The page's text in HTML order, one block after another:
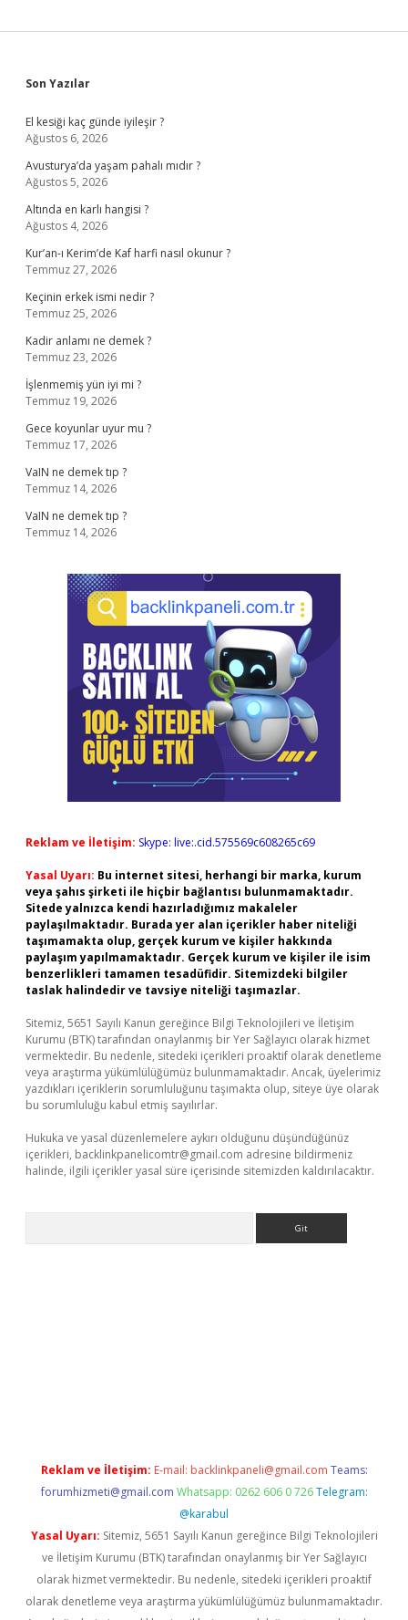
Sidebar
Son Yazılar
El kesiği kaç günde iyileşir ?
Ağustos 6, 2026
Avusturya’da yaşam pahalı mıdır ?
Ağustos 5, 2026
Altında en karlı hangisi ?
Ağustos 4, 2026
Kur’an-ı Kerim’de Kaf harfi nasıl okunur ?
Temmuz 27, 2026
Keçinin erkek ismi nedir ?
Temmuz 25, 2026
Kadir anlamı ne demek ?
Temmuz 23, 2026
İşlenmemiş yün iyi mi ?
Temmuz 19, 2026
Gece koyunlar uyur mu ?
Temmuz 17, 2026
VaIN ne demek tıp ?
Temmuz 14, 2026
VaIN ne demek tıp ?
Temmuz 14, 2026
Reklam ve İletişim: Skype: live:.cid.575569c608265c69
Yasal Uyarı: Bu internet sitesi, herhangi bir marka, kurum
veya şahıs şirketi ile hiçbir bağlantısı bulunmamaktadır.
Sitede yalnızca kendi hazırladığımız makaleler
paylaşılmaktadır. Burada yer alan içerikler haber niteliği
taşımamakta olup, gerçek kurum ve kişiler hakkında
paylaşım yapılmamaktadır. Gerçek kurum ve kişiler ile isim
benzerlikleri tamamen tesadüfidir. Sitemizdeki bilgiler
taslak halindedir ve tavsiye niteliği taşımazlar.
Sitemiz, 5651 Sayılı Kanun gereğince Bilgi Teknolojileri ve İletişim
Kurumu (BTK) tarafından onaylanmış bir Yer Sağlayıcı olarak hizmet
vermektedir. Bu nedenle, sitedeki içerikleri proaktif olarak denetleme
veya araştırma yükümlülüğümüz bulunmamaktadır. Ancak, üyelerimiz
yazdıkları içeriklerin sorumluluğunu taşımakta olup, siteye üye olarak
bu sorumluluğu kabul etmiş sayılırlar.
Hukuka ve yasal düzenlemelere aykırı olduğunu düşündüğünüz
içerikleri, backlinkpanelicomtr@gmail.com adresine bildirmeniz
halinde, ilgili içerikler yasal süre içerisinde sitemizden kaldırılacaktır.
Reklam ve İletişim: E-mail: backlinkpaneli@gmail.com Teams:
forumhizmeti@gmail.com Whatsapp: 0262 606 0 726 Telegram:
@karabul
Yasal Uyarı: Sitemiz, 5651 Sayılı Kanun gereğince Bilgi Teknolojileri
ve İletişim Kurumu (BTK) tarafından onaylanmış bir Yer Sağlayıcı
olarak hizmet vermektedir. Bu nedenle, sitedeki içerikleri proaktif
olarak denetleme veya araştırma yükümlülüğümüz bulunmamaktadır.